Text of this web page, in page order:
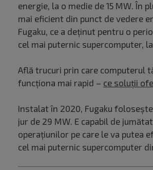
energie, la o medie de 15 MW. În
mai eficient din punct de vedere
Fugaku, ce a deținut pentru o
cel mai puternic supercomputer,
Află trucuri prin care computerul
funcționa mai rapid – ce soluții
Instalat în 2020, Fugaku
jur de 29 MW. E capabil de
operațiunilor pe care le va putea
cel mai puternic supercomputer